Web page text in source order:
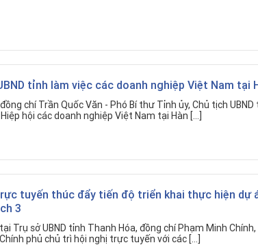
tỉnh làm việc các doanh nghiệp Việt Nam tại
chí Trần Quốc Văn - Phó Bí thư Tỉnh ủy, Chủ tịch
hội các doanh nghiệp Việt Nam tại Hàn […]
tuyến thúc đẩy tiến độ triển khai thực hiện dự
3
Trụ sở UBND tỉnh Thanh Hóa, đồng chí Phạm Minh Chính,
phủ chủ trì hội nghị trực tuyến với các […]